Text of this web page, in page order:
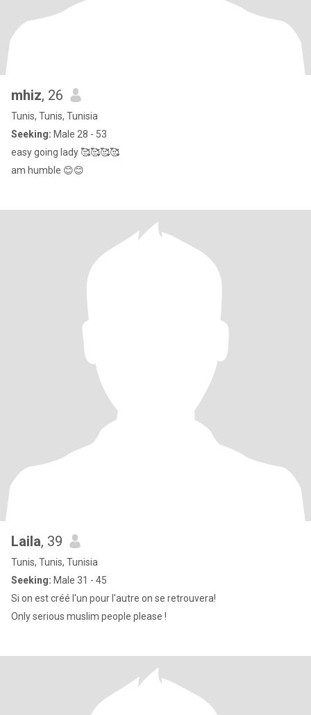
mhiz, 26
Tunis, Tunis, Tunisia
Seeking: Male 28 - 53
easy going lady 🥰🥰🥰🥰
am humble 😊😊
Laila, 39
Tunis, Tunis, Tunisia
Seeking: Male 31 - 45
Si on est créé l'un pour l'autre on se retrouvera!
Only serious muslim people please !